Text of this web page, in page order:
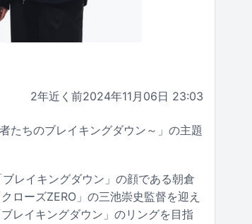
2年近く前2024年11月06日 23:03
たちのブレイキングダウン～」の主題
レイキングダウン」の顔である朝倉
ローズZERO」の三池崇史監督を迎え
レイキングダウン」のリングを目指